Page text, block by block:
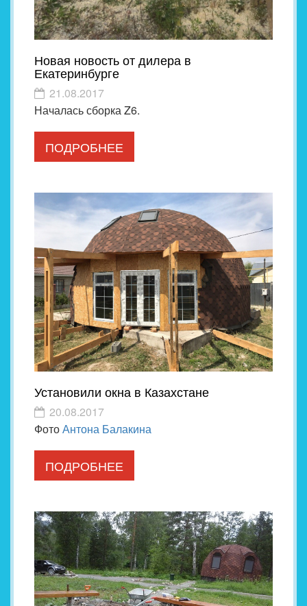
Новая новость от дилера в
Екатеринбурге
21.08.2017
Началась сборка Z6.
ПОДРОБНЕЕ
Установили окна в Казахстане
20.08.2017
ФотоАнтона Балакина
ПОДРОБНЕЕ